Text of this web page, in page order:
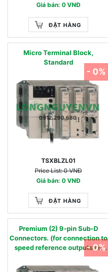
Giá bán: 0 VNĐ
ĐẶT HÀNG
Micro Terminal Block,
Standard
TSXBLZL01
Price List: 0 VNĐ
Giá bán: 0 VNĐ
ĐẶT HÀNG
- 0%
Premium (2) 9-pin Sub-D
Connectors. (for connection to
speed reference outputs on
- 0%